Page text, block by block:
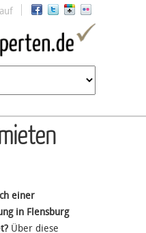
einer
in Flensburg
Über diese